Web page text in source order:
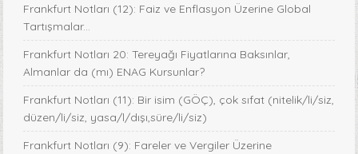
Frankfurt Notları (12): Faiz ve Enflasyon Üzerine Global
Tartışmalar...
Frankfurt Notları 20: Tereyağı Fiyatlarına Baksınlar,
Almanlar da (mı) ENAG Kursunlar?
Frankfurt Notları (11): Bir isim (GÖÇ), çok sıfat (nitelik/li/siz,
düzen/li/siz, yasa/l/dışı,süre/li/siz)
Frankfurt Notları (9): Fareler ve Vergiler Üzerine